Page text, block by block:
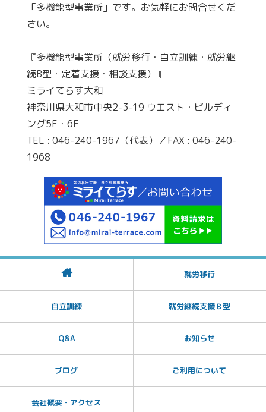
「多機能型事業所」です。お気軽にお問合せくだ
さい。
『多機能型事業所（就労移行・自立訓練・就労継
続B型・定着支援・相談支援）』
ミライてらす大和
神奈川県大和市中央2-3-19 ウエスト・ビルディ
ング5F・6F
TEL : 046-240-1967（代表）／FAX : 046-240-
1968
就労移行
自立訓練 就労継続支援Ｂ型
Q&A お知らせ
ブログ ご利用について
会社概要・アクセス